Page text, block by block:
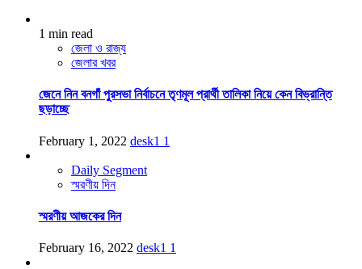
1 min read
জেলা ও রাজ্য
জেলার খবর
জেনে নিন বনগাঁ পুরসভা নির্বাচনে তৃণমূল প্রার্থী তালিকা নিয়ে কেন বিভ্রান্তি
ছড়াচ্ছে
February 1, 2022 desk1 1
Daily Segment
স্মরণীয় দিন
স্মরণীয় আজকের দিন
February 16, 2022 desk1 1